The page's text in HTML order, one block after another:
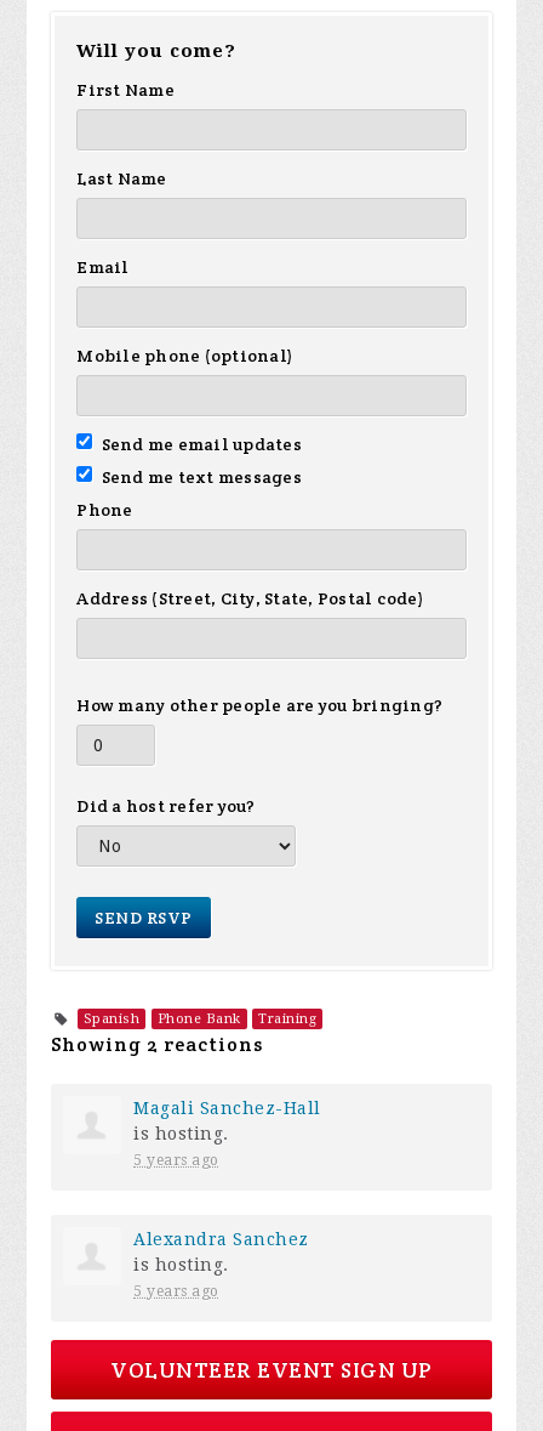
Will you come?
First Name
Last Name
Email
Mobile phone (optional)
Send me email updates
Send me text messages
Phone
Address (Street, City, State, Postal code)
How many other people are you bringing?
Did a host refer you?
Spanish Phone Bank Training
Showing 2 reactions
Magali Sanchez-Hall
is hosting.
5 years ago
Alexandra Sanchez
is hosting.
5 years ago
VOLUNTEER EVENT SIGN UP